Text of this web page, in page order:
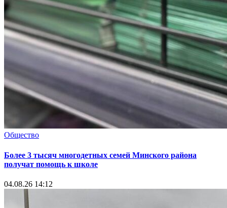
Общество
Более 3 тысяч многодетных семей Минского района
получат помощь к школе
04.08.26 14:12